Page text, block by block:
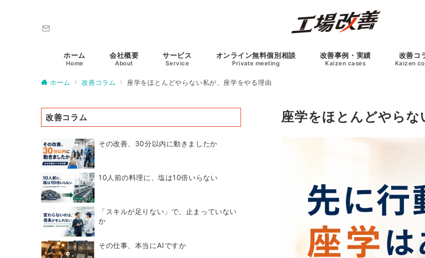
ホーム
Home
会社概要
About
サービス
Service
オンライン無料個別相談
Private meeting
改善事例・実績
Kaizen cases
改善コ
Kaizen
ホーム 改善コラム 座学をほとんどやらない私が、座学をやる理由
座学をほとんどやら
改善コラム
その改善、30分以内に動きましたか
10人前の料理に、塩は10倍いらない
「スキルが足りない」で、止まっていない
か
その仕事、本当にAIですか